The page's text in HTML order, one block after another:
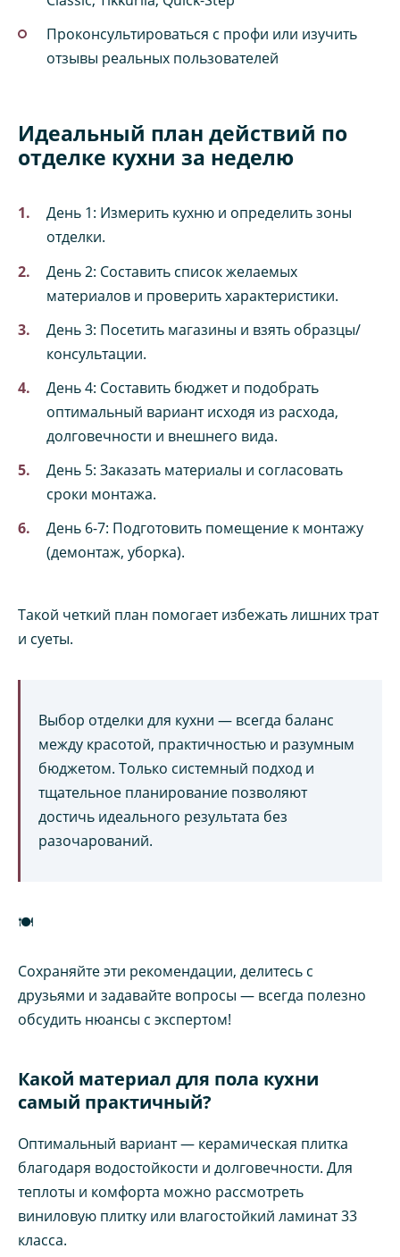
Проконсультироваться с профи или изучить
отзывы реальных пользователей
Идеальный план действий по
отделке кухни за неделю
День 1: Измерить кухню и определить зоны
отделки.
День 2: Составить список желаемых
материалов и проверить характеристики.
День 3: Посетить магазины и взять образцы/
консультации.
День 4: Составить бюджет и подобрать
оптимальный вариант исходя из расхода,
долговечности и внешнего вида.
День 5: Заказать материалы и согласовать
сроки монтажа.
День 6-7: Подготовить помещение к монтажу
(демонтаж, уборка).
Такой четкий план помогает избежать лишних трат
и суеты.
Выбор отделки для кухни — всегда баланс
между красотой, практичностью и разумным
бюджетом. Только системный подход и
тщательное планирование позволяют
достичь идеального результата без
разочарований.
🍽️
Сохраняйте эти рекомендации, делитесь с
друзьями и задавайте вопросы — всегда полезно
обсудить нюансы с экспертом!
Какой материал для пола кухни
самый практичный?
Оптимальный вариант — керамическая плитка
благодаря водостойкости и долговечности. Для
теплоты и комфорта можно рассмотреть
виниловую плитку или влагостойкий ламинат 33
класса.